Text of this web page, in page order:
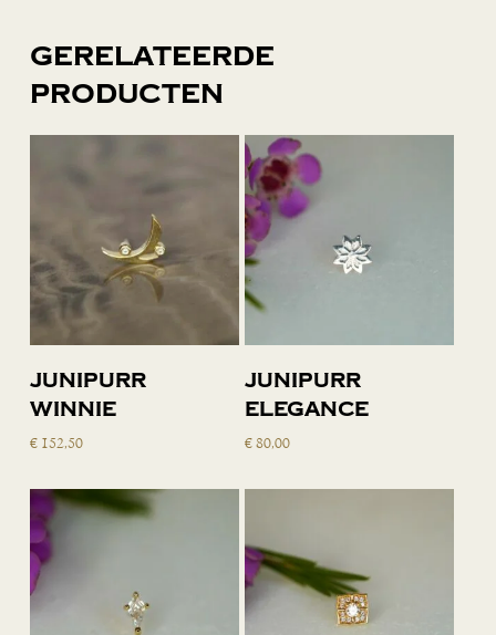
Gerelateerde
producten
Toevoegen
aan
Junipurr
Winnie
€152,50
Toevoegen
aan
Junipurr
Elegance
€80,00